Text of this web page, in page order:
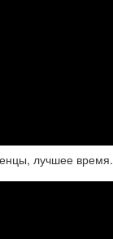
лучшее время.